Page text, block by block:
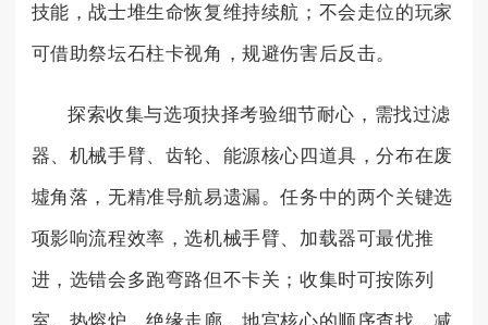
技能，战士堆生命恢复维持续航；不会走位的玩家
可借助祭坛石柱卡视角，规避伤害后反击。
探索收集与选项抉择考验细节耐心，需找过滤
器、机械手臂、齿轮、能源核心四道具，分布在废
墟角落，无精准导航易遗漏。任务中的两个关键选
项影响流程效率，选机械手臂、加载器可最优推
进，选错会多跑弯路但不卡关；收集时可按陈列
室、热熔炉、绝缘走廊、地宫核心的顺序查找，减